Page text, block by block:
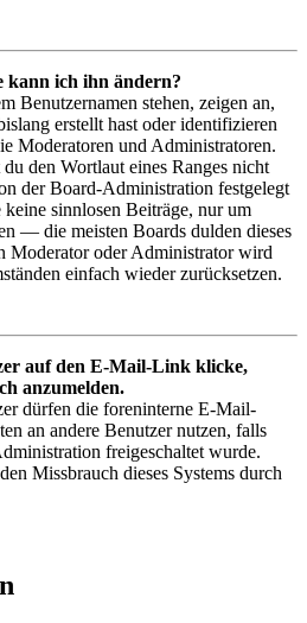
kann ich ihn ändern?
Benutzernamen stehen, zeigen an,
erstellt hast oder identifizieren
Moderatoren und Administratoren.
den Wortlaut eines Ranges nicht
der Board-Administration festgelegt
sinnlosen Beiträge, nur um
— die meisten Boards dulden dieses
Moderator oder Administrator wird
einfach wieder zurücksetzen.
auf den E-Mail-Link klicke,
anzumelden.
dürfen die foreninterne E-Mail-
an andere Benutzer nutzen, falls
freigeschaltet wurde.
Missbrauch dieses Systems durch